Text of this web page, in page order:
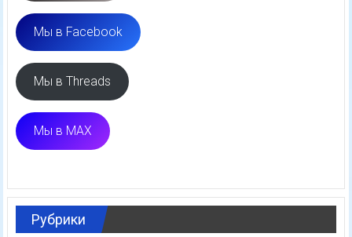
Мы в Facebook
Мы в Threads
Мы в MAX
Рубрики